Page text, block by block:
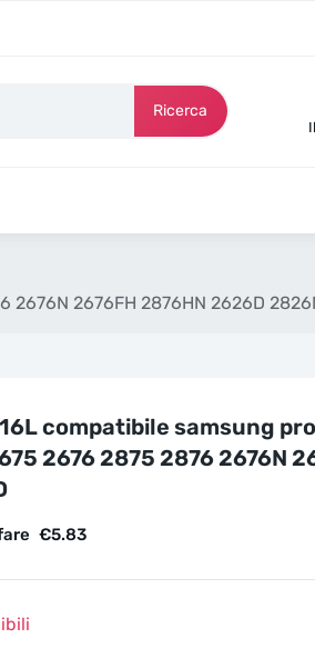
Ricerca
2676FH 2876HN 2626D
compatibile samsung
2676 2875 2876 2676N
€5.83